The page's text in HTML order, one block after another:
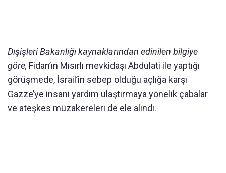
Dışişleri Bakanlığı kaynaklarından edinilen bilgiye
göre, Fidan’ın Mısırlı mevkidaşı Abdulati ile yaptığı
görüşmede, İsrail’in sebep olduğu açlığa karşı
Gazze’ye insani yardım ulaştırmaya yönelik çabalar
ve ateşkes müzakereleri de ele alındı.